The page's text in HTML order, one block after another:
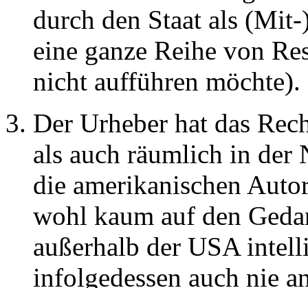
durch den Staat als
eine ganze Reihe von
nicht aufführen möchte).
Der Urheber hat das
als auch räumlich in der
die amerikanischen
wohl kaum auf den
außerhalb der USA
infolgedessen auch nie